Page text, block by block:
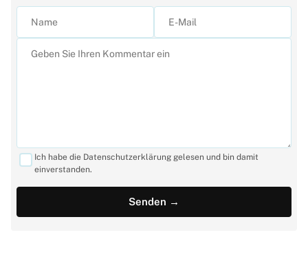
Ich habe die Datenschutzerklärung gelesen und bin damit
einverstanden.